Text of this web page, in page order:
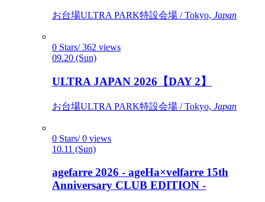
お台場ULTRA PARK特設会場 / Tokyo, Japan
0 Stars/ 362 views
09.20 (Sun)
ULTRA JAPAN 2026【DAY 2】
お台場ULTRA PARK特設会場 / Tokyo, Japan
0 Stars/ 0 views
10.11 (Sun)
agefarre 2026 - ageHa×velfarre 15th
Anniversary CLUB EDITION -